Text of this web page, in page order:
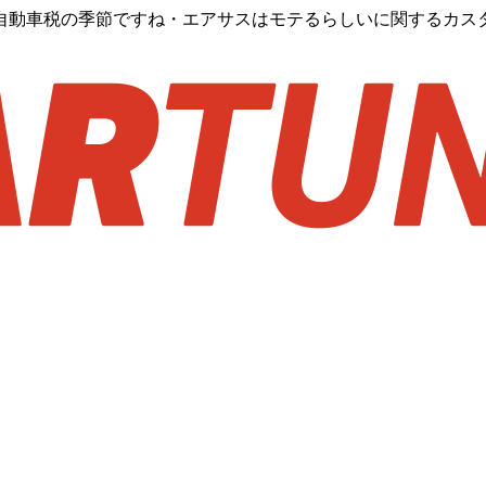
車税の季節ですね・エアサスはモテるらしいに関するカス